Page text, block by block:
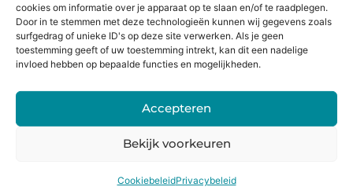
cookies om informatie over je apparaat op te slaan en/of te raadplegen.
Door in te stemmen met deze technologieën kunnen wij gegevens zoals
surfgedrag of unieke ID's op deze site verwerken. Als je geen
toestemming geeft of uw toestemming intrekt, kan dit een nadelige
invloed hebben op bepaalde functies en mogelijkheden.
Accepteren
Bekijk voorkeuren
CookiebeleidPrivacybeleid
Mijn winkelwagen
HANDIGE LINKS
Levering en retourneren
Garantie
Contact
Samsung smartphone laten maken